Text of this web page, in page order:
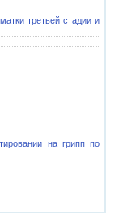
третьей стадии и
на грипп по